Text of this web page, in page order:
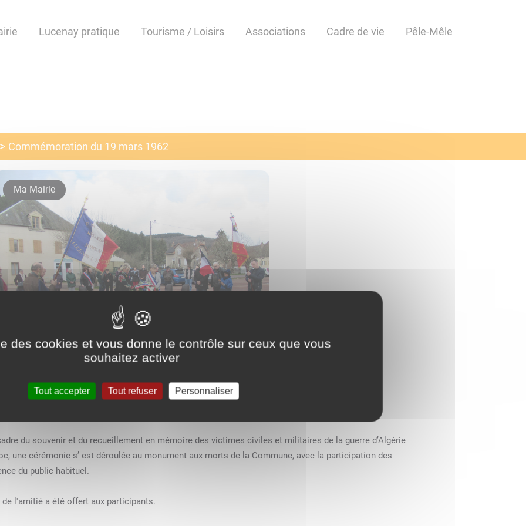
Lucenay pratique Tourisme / Loisirs Associations Cadre de vie Pêle-Mêle
Commémoration du 19 mars 1962
Ma Mairie
mars 1962
du souvenir et du recueillement en mémoire des victimes civiles et militaires de la guerre d’Algérie
une cérémonie s’ est dérouléeau monument aux morts de la Commune, avec la participation des
du public habituel.
de l'amitié a étéoffert aux participants.
des cookies et vous donne le contrôle sur ceux que vous
souhaitez activer
Tout accepter Tout refuser Personnaliser